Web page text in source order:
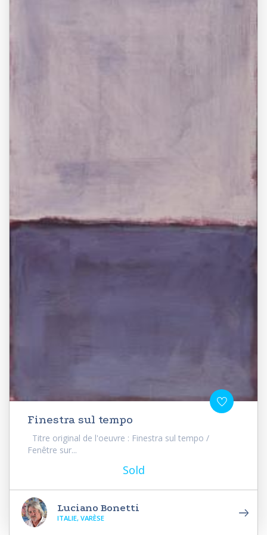
Finestra sul tempo
Titre original de l'oeuvre : Finestra sul tempo /
Fenêtre sur...
Sold
Luciano Bonetti
ITALIE, VARÈSE